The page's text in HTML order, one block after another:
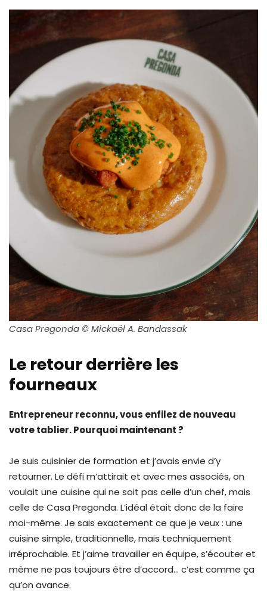
Casa Pregonda © Mickaël A. Bandassak
Le retour derrière les
fourneaux
Entrepreneur reconnu, vous enfilez de nouveau
votre tablier. Pourquoi maintenant ?
Je suis cuisinier de formation et j’avais envie d’y
retourner. Le défi m’attirait et avec mes associés, on
voulait une cuisine qui ne soit pas celle d’un chef, mais
celle de Casa Pregonda. L’idéal était donc de la faire
moi-même. Je sais exactement ce que je veux : une
cuisine simple, traditionnelle, mais techniquement
irréprochable. Et j’aime travailler en équipe, s’écouter et
même ne pas toujours être d’accord… c’est comme ça
qu’on avance.